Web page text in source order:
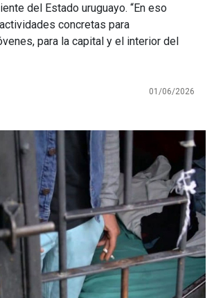
del Estado uruguayo. “En eso
concretas para
para la capital y el interior del
01/06/2026